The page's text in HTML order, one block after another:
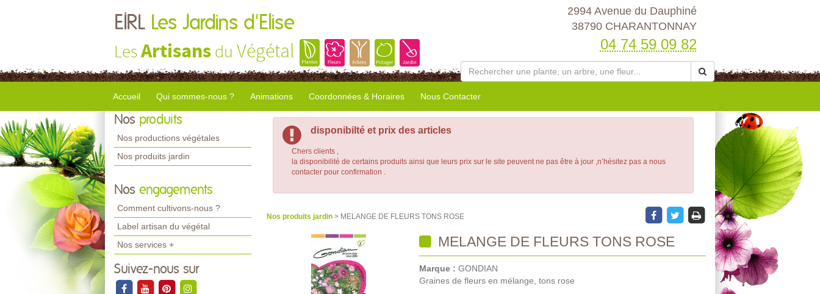
EIRL Les Jardins d'Elise
LesArtisans du Végétal
2994 Avenue du Dauphiné
38790 CHARANTONNAY
04 74 59 09 82
Accueil Qui sommes-nous ? Animations Coordonnées & Horaires Nous Contacter
Nos produits
Nos productions végétales
Nos produits jardin
Nos engagements
Comment cultivons-nous ?
Label artisan du végétal
Nos services +
Suivez-nous sur
disponibilté et prix des articles
Chers clients ,
la disponibilité de certains produits ainsi que leurs prix sur le site peuvent ne pas être à jour ,n’hésitez pas a nous
contacter pour confirmation .
Nos produits jardin > MELANGE DE FLEURS TONS ROSE
MELANGE DE FLEURS TONS ROSE
Marque : GONDIAN
Graines de fleurs en mélange, tons rose